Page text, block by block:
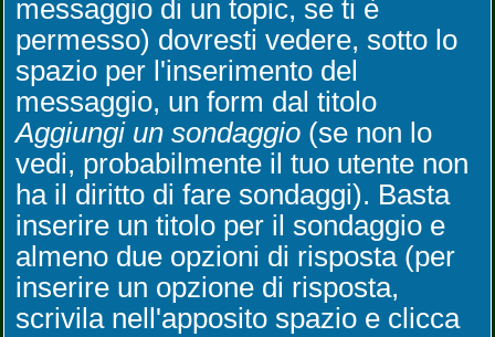
messaggio di un topic, se ti è
permesso) dovresti vedere, sotto lo
spazio per l'inserimento del
messaggio, un form dal titolo
Aggiungi un sondaggio (se non lo
vedi, probabilmente il tuo utente non
ha il diritto di fare sondaggi). Basta
inserire un titolo per il sondaggio e
almeno due opzioni di risposta (per
inserire un opzione di risposta,
scrivila nell'apposito spazio e clicca